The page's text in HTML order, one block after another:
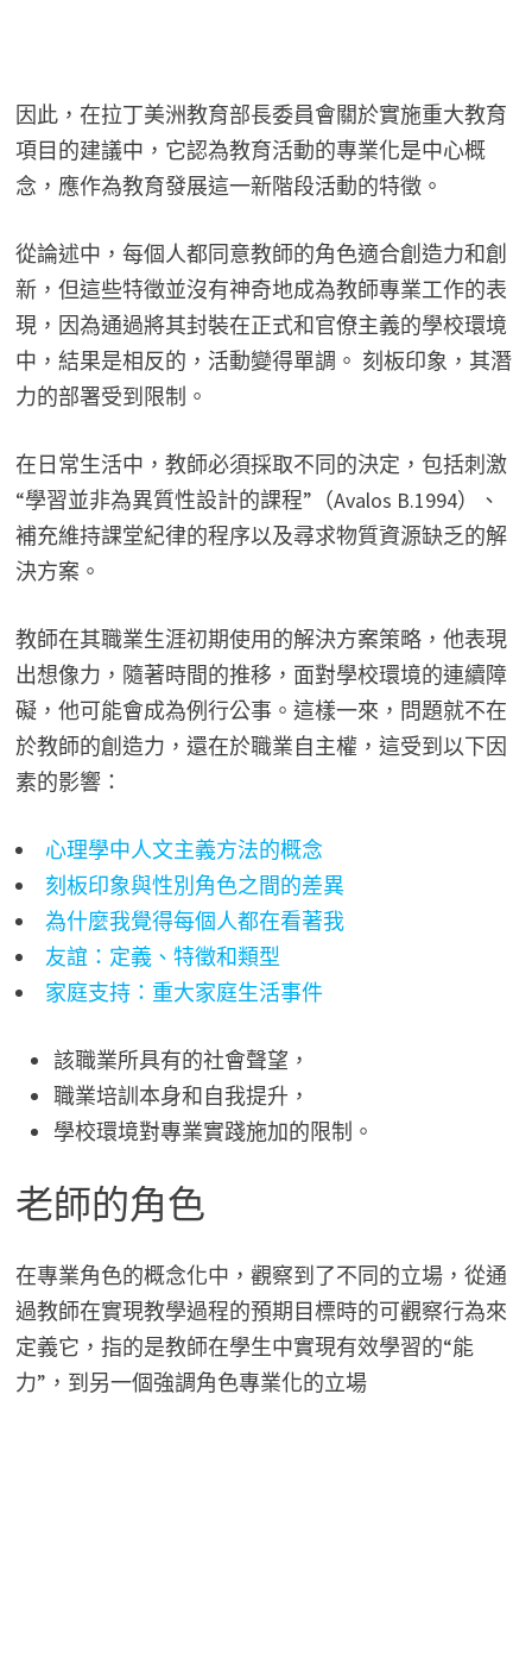
因此，在拉丁美洲教育部長委員會關於實施重大教育
項目的建議中，它認為教育活動的專業化是中心概
念，應作為教育發展這一新階段活動的特徵。
從論述中，每個人都同意教師的角色適合創造力和創
新，但這些特徵並沒有神奇地成為教師專業工作的表
現，因為通過將其封裝在正式和官僚主義的學校環境
中，結果是相反的，活動變得單調。 刻板印象，其潛
力的部署受到限制。
在日常生活中，教師必須採取不同的決定，包括刺激
“學習並非為異質性設計的課程”（Avalos B.1994）、
補充維持課堂紀律的程序以及尋求物質資源缺乏的解
決方案。
教師在其職業生涯初期使用的解決方案策略，他表現
出想像力，隨著時間的推移，面對學校環境的連續障
礙，他可能會成為例行公事。這樣一來，問題就不在
於教師的創造力，還在於職業自主權，這受到以下因
素的影響：
心理學中人文主義方法的概念
刻板印象與性別角色之間的差異
為什麼我覺得每個人都在看著我
友誼：定義、特徵和類型
家庭支持：重大家庭生活事件
該職業所具有的社會聲望，
職業培訓本身和自我提升，
學校環境對專業實踐施加的限制。
老師的角色
在專業角色的概念化中，觀察到了不同的立場，從通
過教師在實現教學過程的預期目標時的可觀察行為來
定義它，指的是教師在學生中實現有效學習的“能
力”，到另一個強調角色專業化的立場